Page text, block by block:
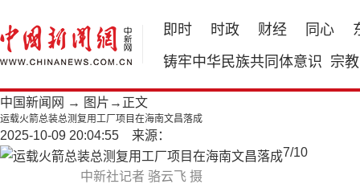
即时 时政 财经 同心
铸牢中华民族共同体意识 宗教
中国新闻网 → 图片 →正文
运载火箭总装总测复用工厂项目在海南文昌落成
2025-10-09 20:04:55 来源：
中新社记者 骆云飞 摄
7/10